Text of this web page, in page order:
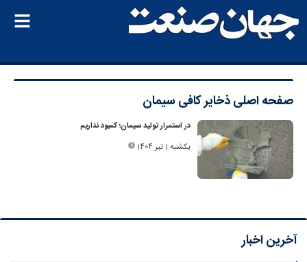
صفحه اصلیذخایر کافی سیمان
در استمرار تولید سیمان؛ کمبود نداریم
یکشنبه 1 تیر 1404
آخرین اخبار